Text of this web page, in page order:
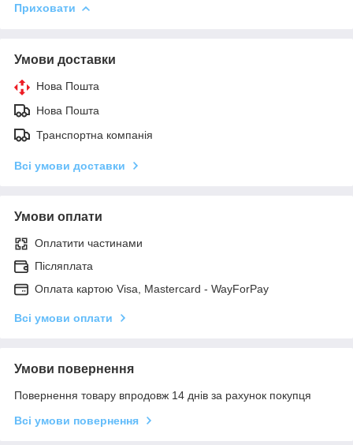
Приховати
Умови доставки
Нова Пошта
Нова Пошта
Транспортна компанія
Всі умови доставки
Умови оплати
Оплатити частинами
Післяплата
Оплата картою Visa, Mastercard - WayForPay
Всі умови оплати
Умови повернення
Повернення товару впродовж 14 днів за рахунок покупця
Всі умови повернення